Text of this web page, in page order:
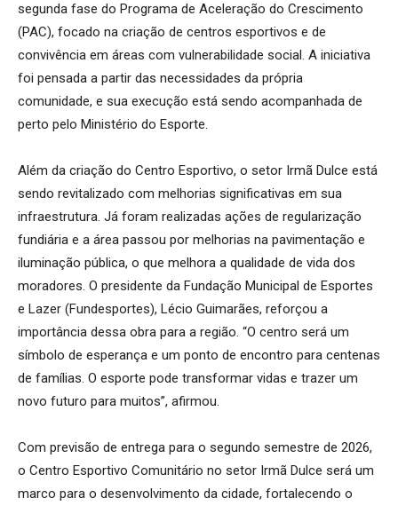
segunda fase do Programa de Aceleração do Crescimento
(PAC), focado na criação de centros esportivos e de
convivência em áreas com vulnerabilidade social. A iniciativa
foi pensada a partir das necessidades da própria
comunidade, e sua execução está sendo acompanhada de
perto pelo Ministério do Esporte.
Além da criação do Centro Esportivo, o setor Irmã Dulce está
sendo revitalizado com melhorias significativas em sua
infraestrutura. Já foram realizadas ações de regularização
fundiária e a área passou por melhorias na pavimentação e
iluminação pública, o que melhora a qualidade de vida dos
moradores. O presidente da Fundação Municipal de Esportes
e Lazer (Fundesportes), Lécio Guimarães, reforçou a
importância dessa obra para a região. “O centro será um
símbolo de esperança e um ponto de encontro para centenas
de famílias. O esporte pode transformar vidas e trazer um
novo futuro para muitos”, afirmou.
Com previsão de entrega para o segundo semestre de 2026,
o Centro Esportivo Comunitário no setor Irmã Dulce será um
marco para o desenvolvimento da cidade, fortalecendo o